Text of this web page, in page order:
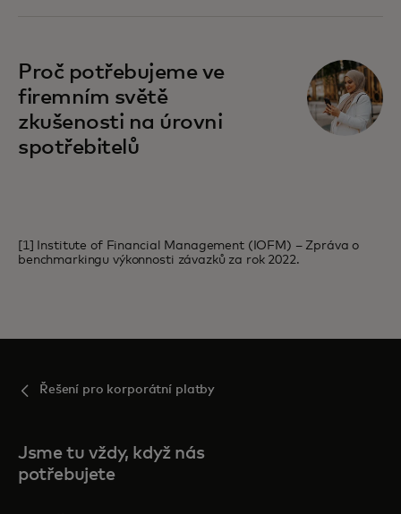
Proč potřebujeme ve
firemním světě
zkušenosti na úrovni
spotřebitelů
[1] Institute of Financial Management (IOFM) – Zpráva o
benchmarkingu výkonnosti závazků za rok 2022.
Řešení pro korporátní platby
Jsme tu vždy, když nás
potřebujete